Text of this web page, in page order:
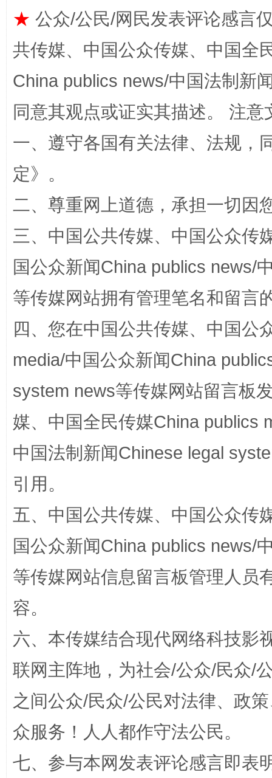
解纷+调解+退费，一次搞定
站台名比不上好声名
招工难、用工荒背后
★ 公众/公民/网民发表评论感言
共传媒、中国公众传媒、中国全
China publics news/中国法制新
同意其观点或证实其描述。 注
一、遵守各国有关法律、法规，
定》。
二、尊重网上道德，承担一切因
三、中国公共传媒、中国公众传
国公众新闻China publics news/
等传媒网站拥有管理笔名和留言
四、您在中国公共传媒、中国公
media/中国公众新闻China
system news等传媒网站留言板
媒、中国全民传媒China publics
中国法制新闻Chinese legal
引用。
五、中国公共传媒、中国公众传
国公众新闻China publics news/
等传媒网站信息留言板管理人员
容。
六、本传媒结合现代网络科技影
联网主阵地，为社会/公众/民众/
之间公众/民众/公民对法律、政
众服务！人人都作守法公民。
七、参与本网发表评论感言即表